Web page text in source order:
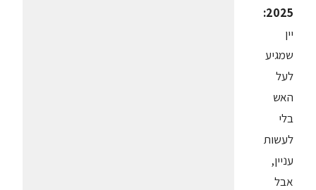
2025:
יין
שמגיע
לעל
האש
בלי
לעשות
עניין,
אבל